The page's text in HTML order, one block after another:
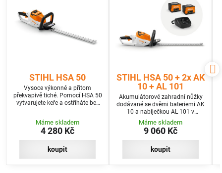
STIHL HSA 50
Vysoce výkonné a přitom
překvapivě tiché. Pomocí HSA 50
vytvarujete keře a ostříháte bez
Máme skladem
4 280 Kč
koupit
STIHL HSA 50 + 2x AK
10 + AL 101
Akumulátorové zahradní nůžky
dodávané se dvěmi bateriemi AK
10 a nabíječkou AL 101 v
programu SET+
Máme skladem
9 060 Kč
koupit